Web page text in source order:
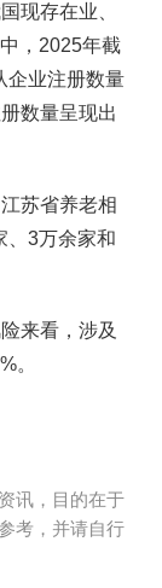
现存在业、
，2025年截
企业注册数量
数量呈现出
苏省养老相
、3万余家和
来看，涉及
。
讯，目的在于
考，并请自行